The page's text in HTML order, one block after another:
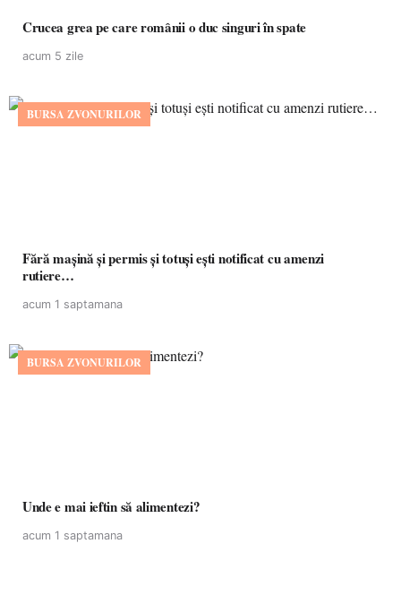
Crucea grea pe care românii o duc singuri în spate
acum 5 zile
BURSA ZVONURILOR
Fără mașină și permis și totuși ești notificat cu amenzi
rutiere…
acum 1 saptamana
BURSA ZVONURILOR
Unde e mai ieftin să alimentezi?
acum 1 saptamana